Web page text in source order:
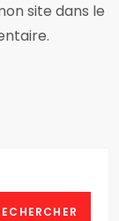
site dans le